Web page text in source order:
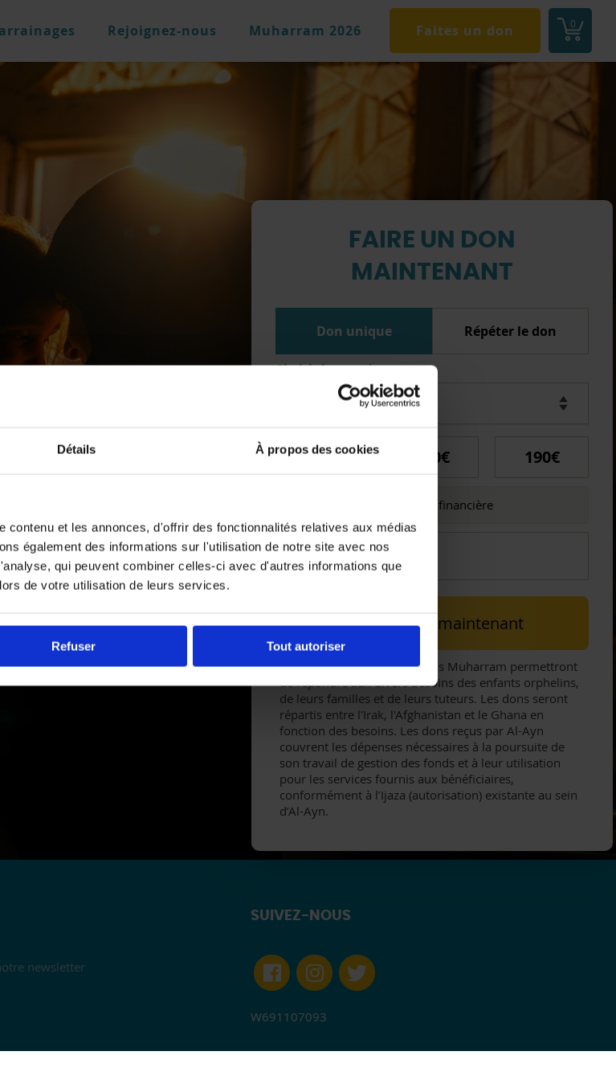
Détails À propos des cookies
contenu et les annonces, d'offrir des fonctionnalités relatives aux médias
également des informations sur l'utilisation de notre site avec nos
qui peuvent combiner celles-ci avec d'autres informations que
de votre utilisation de leurs services.
Refuser Tout autoriser
0
Rejoignez-nous Muharram 2026 Faites un don
FAIRE UN DON
MAINTENANT
Don unique Répéter le don
Choisir le pays*
70€ 120€ 190€
L’assistance financière
Faire un don maintenant
Les dons versés à notre fonds Muharram permettront
de répondre aux divers besoins des enfants orphelins,
de leurs familles et de leurs tuteurs. Les dons seront
répartis entre l'Irak, l'Afghanistan et le Ghana en
fonction des besoins. Les dons reçus par Al-Ayn
couvrent les dépenses nécessaires à la poursuite de
son travail de gestion des fonds et à leur utilisation
pour les services fournis aux bénéficiaires,
conformément à l’Ijaza (autorisation) existante au sein
d’Al-Ayn.
newsletter
SUIVEZ-NOUS
W691107093